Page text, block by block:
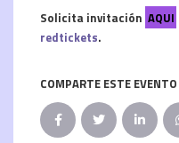
Solicita invitación AQUI
redtickets.
COMPARTE ESTE EVENTO